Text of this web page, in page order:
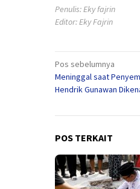
Penulis: Eky fajrin
Editor: Eky Fajrin
Navigasi
pos
Pos sebelumnya
Meninggal saat
Hendrik Gunawan
POS TERKAIT